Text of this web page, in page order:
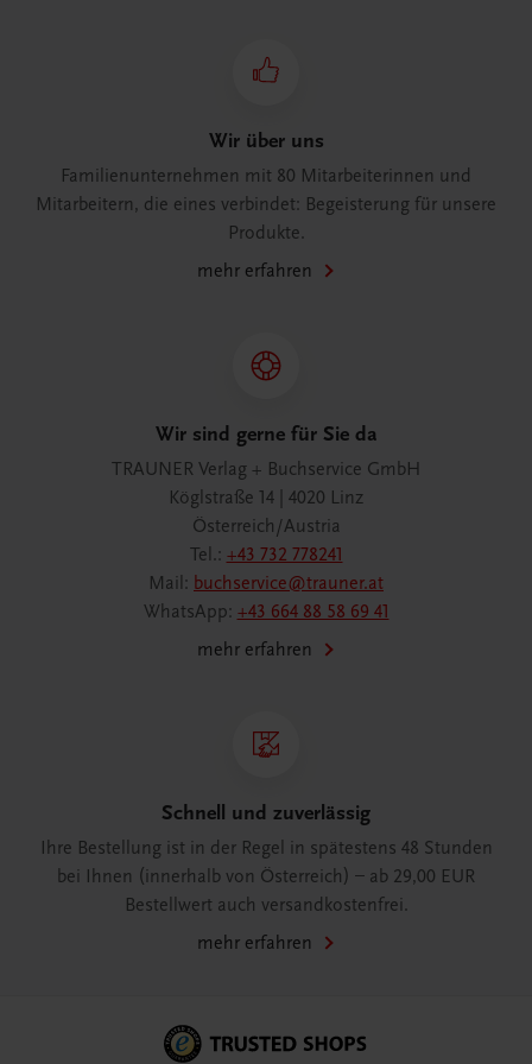
Wir über uns
Familienunternehmen mit 80 Mitarbeiterinnen und
Mitarbeitern, die eines verbindet: Begeisterung für unsere
Produkte.
mehr erfahren
Wir sind gerne für Sie da
TRAUNER Verlag + Buchservice GmbH
Köglstraße 14 | 4020 Linz
Österreich/Austria
Tel.: +43 732 778241
Mail: buchservice@trauner.at
WhatsApp: +43 664 88 58 69 41
mehr erfahren
Schnell und zuverlässig
Ihre Bestellung ist in der Regel in spätestens 48 Stunden
bei Ihnen (innerhalb von Österreich) – ab 29,00 EUR
Bestellwert auch versandkostenfrei.
mehr erfahren